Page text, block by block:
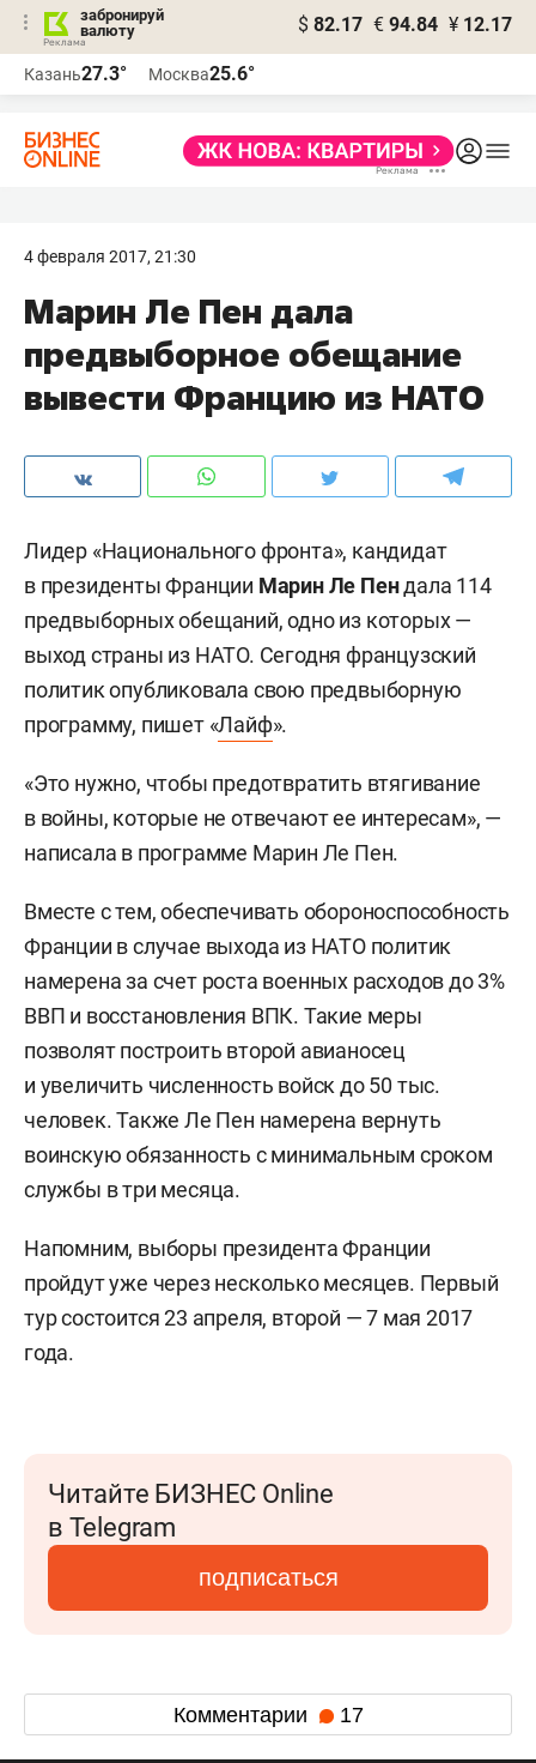
забронируй
валюту
$ 82.17 € 94.84 ¥ 12.17
Казань27.3° Москва25.6°
4 февраля 2017, 21:30
Марин Ле Пен дала
предвыборное обещание
вывести Францию из НАТО
Лидер «Национального фронта», кандидат
в президенты Франции Марин Ле Пендала 114
предвыборных обещаний, одно из которых —
выход страны из НАТО. Сегодня французский
политик опубликовала свою предвыборную
программу, пишет «Лайф».
«Это нужно, чтобы предотвратить втягивание
в войны, которые не отвечают ее интересам», —
написала в программе Марин Ле Пен.
Вместе с тем, обеспечивать обороноспособность
Франции в случае выхода из НАТО политик
намерена за счет роста военных расходов до 3%
ВВП и восстановления ВПК. Такие меры
позволят построить второй авианосец
и увеличить численность войск до 50 тыс.
человек. Также Ле Пен намерена вернуть
воинскую обязанность с минимальным сроком
службы в три месяца.
Напомним, выборы президента Франции
пройдут уже через несколько месяцев. Первый
тур состоится 23 апреля, второй — 7 мая 2017
года.
Читайте БИЗНЕС Online
в Telegram
подписаться
Комментарии 17